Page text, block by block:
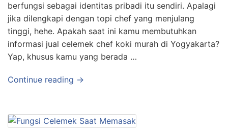
berfungsi sebagai identitas pribadi itu sendiri. Apalagi
jika dilengkapi dengan topi chef yang menjulang
tinggi, hehe. Apakah saat ini kamu membutuhkan
informasi jual celemek chef koki murah di Yogyakarta?
Yap, khusus kamu yang berada …
Continue reading →